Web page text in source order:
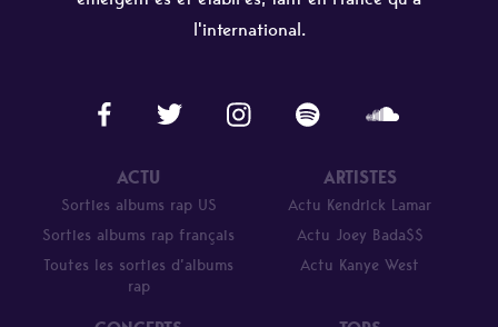
l'international.
ACTU
Sorties albums rap US
Sorties albums rap français
Toutes les sorties d’albums
rap
ARTISTES
Actu Kendrick Lamar
Actu Joey Bada$$
Actu Kanye West